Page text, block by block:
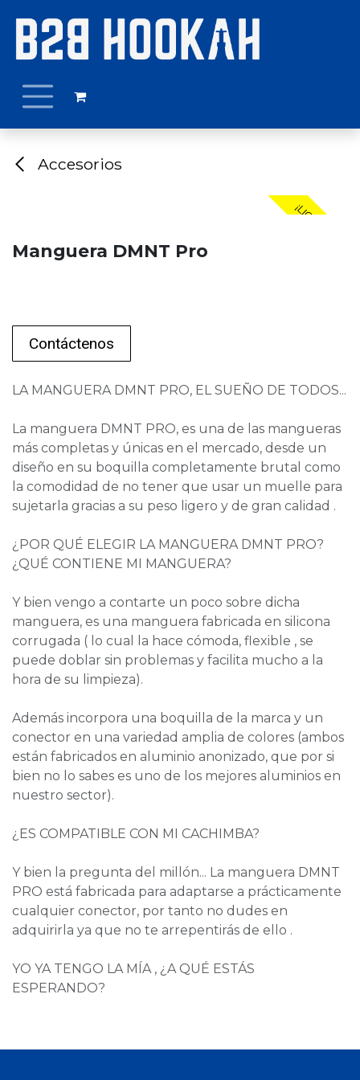
Accesorios
¡LIQUIDACIÓN!
Manguera DMNT Pro
Contáctenos
LA MANGUERA DMNT PRO, EL SUEÑO DE TODOS...
La manguera DMNT PRO, es una de las mangueras
más completas y únicas en el mercado, desde un
diseño en su boquilla completamente brutal como
la comodidad de no tener que usar un muelle para
sujetarla gracias a su peso ligero y de gran calidad .
¿POR QUÉ ELEGIR LA MANGUERA DMNT PRO?
¿QUÉ CONTIENE MI MANGUERA?
Y bien vengo a contarte un poco sobre dicha
manguera, es una manguera fabricada en silicona
corrugada ( lo cual la hace cómoda, flexible , se
puede doblar sin problemas y facilita mucho a la
hora de su limpieza).
Además incorpora una boquilla de la marca y un
conector en una variedad amplia de colores (ambos
están fabricados en aluminio anonizado, que por si
bien no lo sabes es uno de los mejores aluminios en
nuestro sector).
¿ES COMPATIBLE CON MI CACHIMBA?
Y bien la pregunta del millón... La manguera DMNT
PRO está fabricada para adaptarse a prácticamente
cualquier conector, por tanto no dudes en
adquirirla ya que no te arrepentirás de ello .
YO YA TENGO LA MÍA , ¿A QUÉ ESTÁS
ESPERANDO?